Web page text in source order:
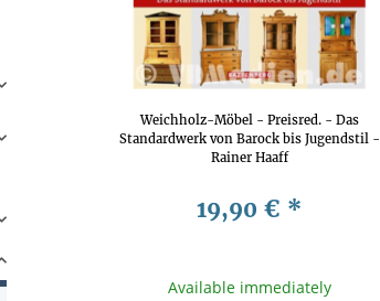
Weichholz-Möbel - Preisred. - Das
Standardwerk von Barock bis Jugendstil -
Rainer Haaff
19,90 € *
Available immediately